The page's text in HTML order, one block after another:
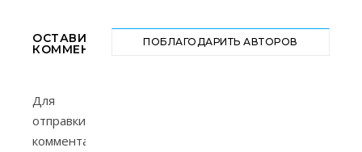
ОСТАВИТЬ
КОММЕНТАРИЙ
Для
отправки
комментария
ПОБЛАГОДАРИТЬ АВТОРОВ